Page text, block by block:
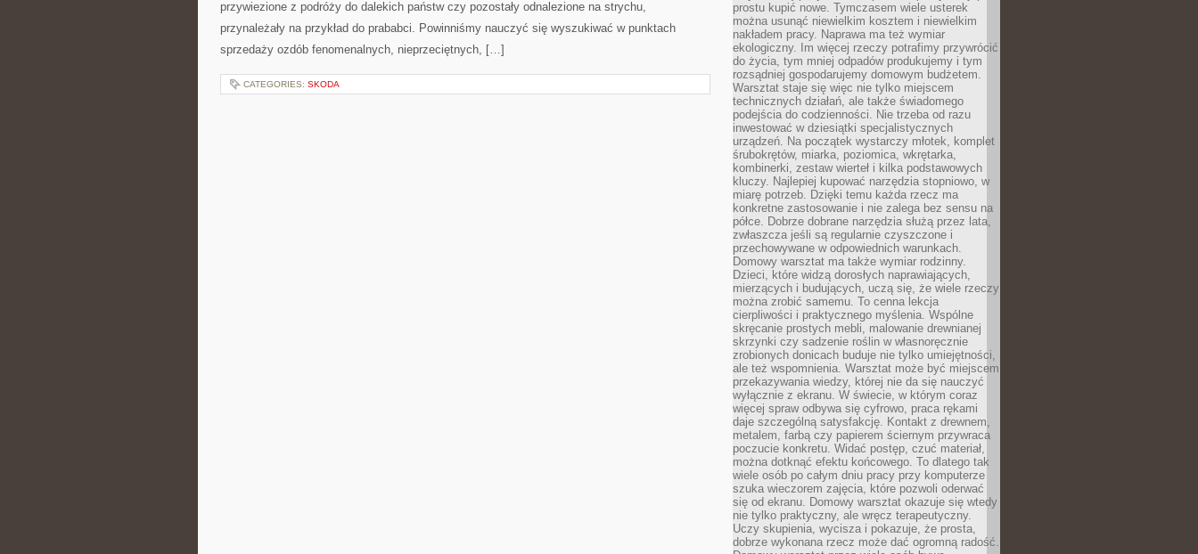
przywiezione z podróży do dalekich państw czy pozostały odnalezione na strychu,
przynależały na przykład do prababci. Powinniśmy nauczyć się wyszukiwać w punktach
sprzedaży ozdób fenomenalnych, nieprzeciętnych, […]
CATEGORIES: SKODA
prostu kupić nowe. Tymczasem wiele usterek
można usunąć niewielkim kosztem i niewielkim
nakładem pracy. Naprawa ma też wymiar
ekologiczny. Im więcej rzeczy potrafimy przywrócić
do życia, tym mniej odpadów produkujemy i tym
rozsądniej gospodarujemy domowym budżetem.
Warsztat staje się więc nie tylko miejscem
technicznych działań, ale także świadomego
podejścia do codzienności. Nie trzeba od razu
inwestować w dziesiątki specjalistycznych
urządzeń. Na początek wystarczy młotek, komplet
śrubokrętów, miarka, poziomica, wkrętarka,
kombinerki, zestaw wierteł i kilka podstawowych
kluczy. Najlepiej kupować narzędzia stopniowo, w
miarę potrzeb. Dzięki temu każda rzecz ma
konkretne zastosowanie i nie zalega bez sensu na
półce. Dobrze dobrane narzędzia służą przez lata,
zwłaszcza jeśli są regularnie czyszczone i
przechowywane w odpowiednich warunkach.
Domowy warsztat ma także wymiar rodzinny.
Dzieci, które widzą dorosłych naprawiających,
mierzących i budujących, uczą się, że wiele rzeczy
można zrobić samemu. To cenna lekcja
cierpliwości i praktycznego myślenia. Wspólne
skręcanie prostych mebli, malowanie drewnianej
skrzynki czy sadzenie roślin w własnoręcznie
zrobionych donicach buduje nie tylko umiejętności,
ale też wspomnienia. Warsztat może być miejscem
przekazywania wiedzy, której nie da się nauczyć
wyłącznie z ekranu. W świecie, w którym coraz
więcej spraw odbywa się cyfrowo, praca rękami
daje szczególną satysfakcję. Kontakt z drewnem,
metalem, farbą czy papierem ściernym przywraca
poczucie konkretu. Widać postęp, czuć materiał,
można dotknąć efektu końcowego. To dlatego tak
wiele osób po całym dniu pracy przy komputerze
szuka wieczorem zajęcia, które pozwoli oderwać
się od ekranu. Domowy warsztat okazuje się wtedy
nie tylko praktyczny, ale wręcz terapeutyczny.
Uczy skupienia, wycisza i pokazuje, że prosta,
dobrze wykonana rzecz może dać ogromną radość.